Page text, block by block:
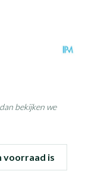
voorraad is
bekijken we